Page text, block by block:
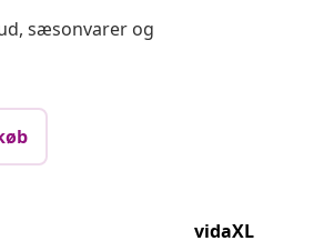
sæsonvarer og
vidaXL